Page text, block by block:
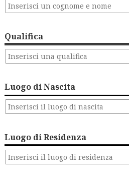
Qualifica
Luogo di Nascita
Luogo di Residenza